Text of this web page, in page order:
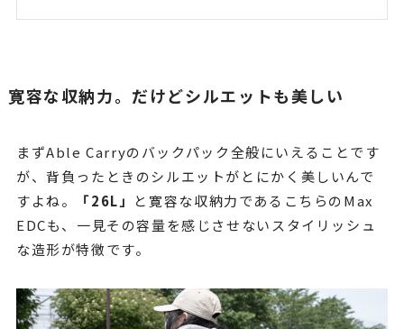
寛容な収納力。だけどシルエットも美しい
まずAble Carryのバックパック全般にいえることです
が、背負ったときのシルエットがとにかく美しいんで
すよね。
「26L」
と寛容な収納力であるこちらのMax
EDCも、一見その容量を感じさせないスタイリッシュ
な造形が特徴です。